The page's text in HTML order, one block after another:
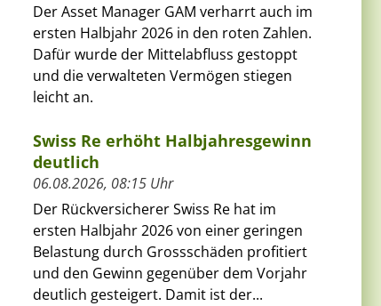
Der Asset Manager GAM verharrt auch im
ersten Halbjahr 2026 in den roten Zahlen.
Dafür wurde der Mittelabfluss gestoppt
und die verwalteten Vermögen stiegen
leicht an.
Swiss Re erhöht Halbjahresgewinn
deutlich
06.08.2026, 08:15 Uhr
Der Rückversicherer Swiss Re hat im
ersten Halbjahr 2026 von einer geringen
Belastung durch Grossschäden profitiert
und den Gewinn gegenüber dem Vorjahr
deutlich gesteigert. Damit ist der...